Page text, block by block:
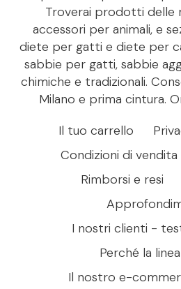
Troverai prodotti delle
accessori per animali, e
diete per gatti e diete per
sabbie per gatti, sabbie
chimiche e tradizionali.
Milano e prima cintura.
Il tuo carrello
Condizioni di vendita
Rimborsi e resi
I nostri clienti -
Perché la
Il nostro e-